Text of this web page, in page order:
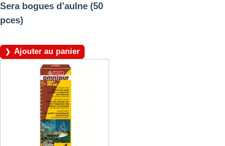
Sera bogues d’aulne (50
pces)
Ajouter au panier